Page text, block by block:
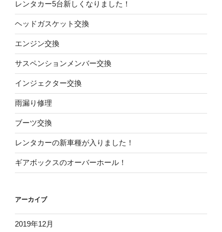
レンタカー5台新しくなりました！
ヘッドガスケット交換
エンジン交換
サスペンションメンバー交換
インジェクター交換
雨漏り修理
ブーツ交換
レンタカーの新車種が入りました！
ギアボックスのオーバーホール！
アーカイブ
2019年12月